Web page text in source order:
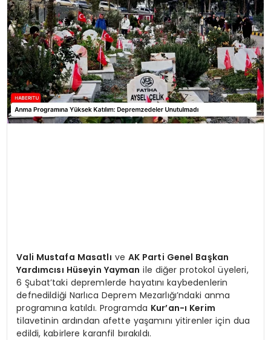
Vali Mustafa Masatlı ve AK Parti Genel Başkan
Yardımcısı Hüseyin Yayman ile diğer protokol üyeleri,
6 Şubat’taki depremlerde hayatını kaybedenlerin
defnedildiği Narlıca Deprem Mezarlığı’ndaki anma
programına katıldı. Programda Kur’an-ı Kerim
tilavetinin ardından afette yaşamını yitirenler için dua
edildi, kabirlere karanfil bırakıldı.